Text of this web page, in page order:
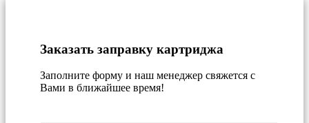
Заказать заправку картриджа
Заполните форму и наш менеджер свяжется с
Вами в ближайшее время!